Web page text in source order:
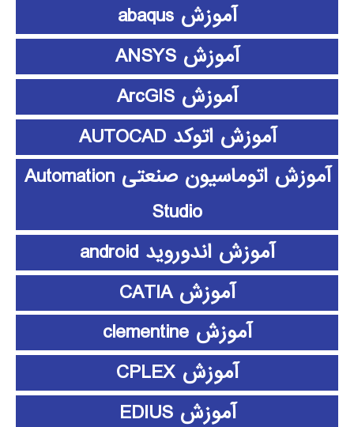
آموزش abaqus
آموزش ANSYS
آموزش ArcGIS
آموزش اتوکد AUTOCAD
آموزش اتوماسیون صنعتی Automation
Studio
آموزش اندوروید android
آموزش CATIA
آموزش clementine
آموزش CPLEX
آموزش EDIUS